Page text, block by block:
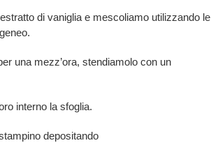
di vaniglia e mescoliamo utilizzando le
una mezz’ora, stendiamolo con un
interno la sfoglia.
depositando